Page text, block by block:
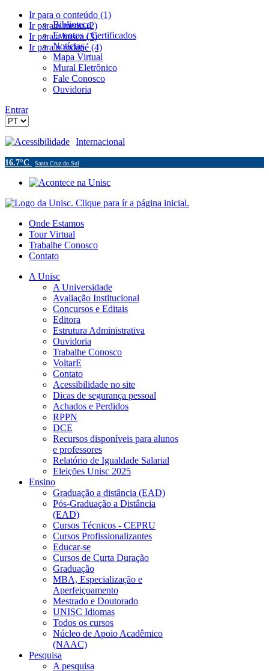
Ir para o conteúdo (1)
Ir para o menu (2)
Ir para a busca (3)
Ir para o rodapé (4)
Biblioteca
Eventos / Certificados
Notícias
Mapa Virtual
Mural Eletrônico
Fale Conosco
Ouvidoria
Entrar
Acessibilidade Internacional
16.7°C Santa Cruz do Sul
Onde Estamos
Tour Virtual
Trabalhe Conosco
Contato
A Unisc
A Universidade
Avaliação Institucional
Concursos e Editais
Editora
Estrutura Administrativa
Ouvidoria
Trabalhe Conosco
VoltarE
Contato
Acessibilidade no site
Dicas de segurança pessoal
Achados e Perdidos
RPPN
DCE
Recursos disponíveis para alunos
e professores
Relatório de Igualdade Salarial
Eleições Unisc 2025
Ensino
Graduação a distância (EAD)
Pós-Graduação a Distância
(EAD)
Cursos Técnicos - CEPRU
Cursos Profissionalizantes
Educar-se
Cursos de Curta Duração
Graduação
MBA, Especialização e
Aperfeiçoamento
Mestrado e Doutorado
UNISC Idiomas
Todos os cursos
Núcleo de Apoio Acadêmico
(NAAC)
Pesquisa
A pesquisa